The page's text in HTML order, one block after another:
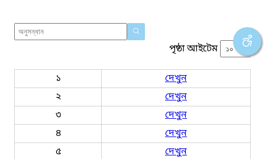
পৃষ্ঠা আইটেম
১
দেখুন
২
দেখুন
৩
দেখুন
৪
দেখুন
৫
দেখুন